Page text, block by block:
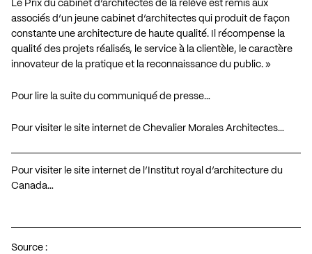
Le Prix du cabinet d’architectes de la relève est remis aux
associés d’un jeune cabinet d’architectes qui produit de façon
constante une architecture de haute qualité. Il récompense la
qualité des projets réalisés, le service à la clientèle, le caractère
innovateur de la pratique et la reconnaissance du public. »
Pour lire la suite du communiqué de presse…
Pour visiter le site internet de Chevalier Morales Architectes…
Pour visiter le site internet de l’Institut royal d’architecture du
Canada…
Source :